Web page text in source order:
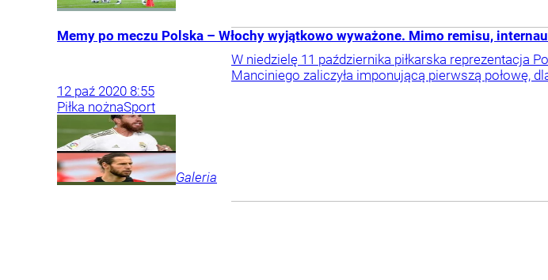
Memy po meczu Polska – Włochy wyjątkowo wyważone. Mimo remisu,
W niedzielę 11 października piłkarska reprezentacja
Manciniego zaliczyła imponującą pierwszą połowę,
12 paź 2020 8:55
Piłka nożnaSport
Galeria